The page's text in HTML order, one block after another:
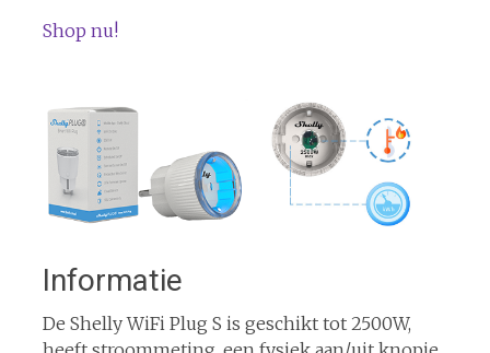
Shop nu!
Informatie
De Shelly WiFi Plug S is geschikt tot 2500W,